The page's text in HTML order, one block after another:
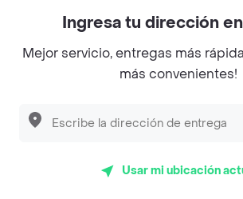
ACONTE BLANCO
Vino blanco fresco y aromático, ideal
para acompañar mariscos y
Ron guatemalteco añejado 23 años,
Ingresa tu dirección
Mejor servicio, entregas más
más convenientes!
Usar mi ubicación